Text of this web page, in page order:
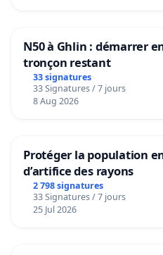
N50 à Ghlin : démarrer
tronçon restant
33 signatures
33 Signatures / 7 jours
8 Aug 2026
Protéger la population
d’artifice des rayons
2 798 signatures
33 Signatures / 7 jours
25 Jul 2026